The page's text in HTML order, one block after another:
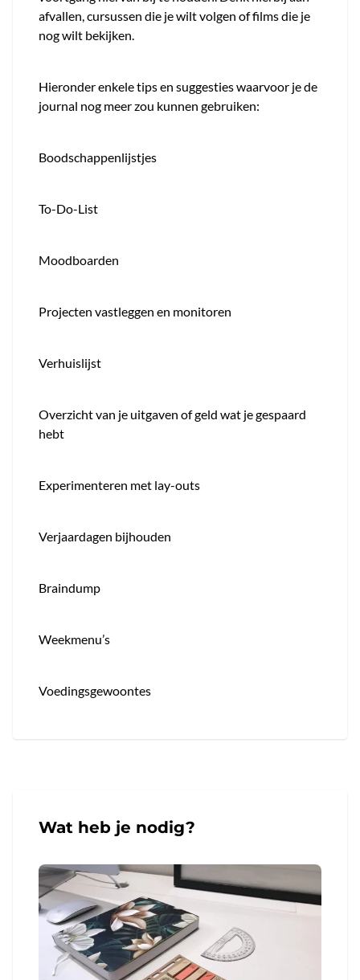
afvallen, cursussen die je wilt volgen of films die je
nog wilt bekijken.
Hieronder enkele tips en suggesties waarvoor je de
journal nog meer zou kunnen gebruiken:
Boodschappenlijstjes
To-Do-List
Moodboarden
Projecten vastleggen en monitoren
Verhuislijst
Overzicht van je uitgaven of geld wat je gespaard
hebt
Experimenteren met lay-outs
Verjaardagen bijhouden
Braindump
Weekmenu’s
Voedingsgewoontes
Wat heb je nodig?